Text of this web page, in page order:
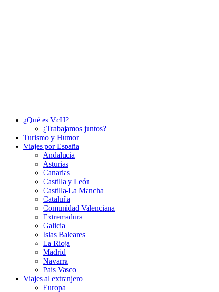
¿Qué es VcH?
¿Trabajamos juntos?
Turismo y Humor
Viajes por España
Andalucia
Asturias
Canarias
Castilla y León
Castilla-La Mancha
Cataluña
Comunidad Valenciana
Extremadura
Galicia
Islas Baleares
La Rioja
Madrid
Navarra
Pais Vasco
Viajes al extranjero
Europa